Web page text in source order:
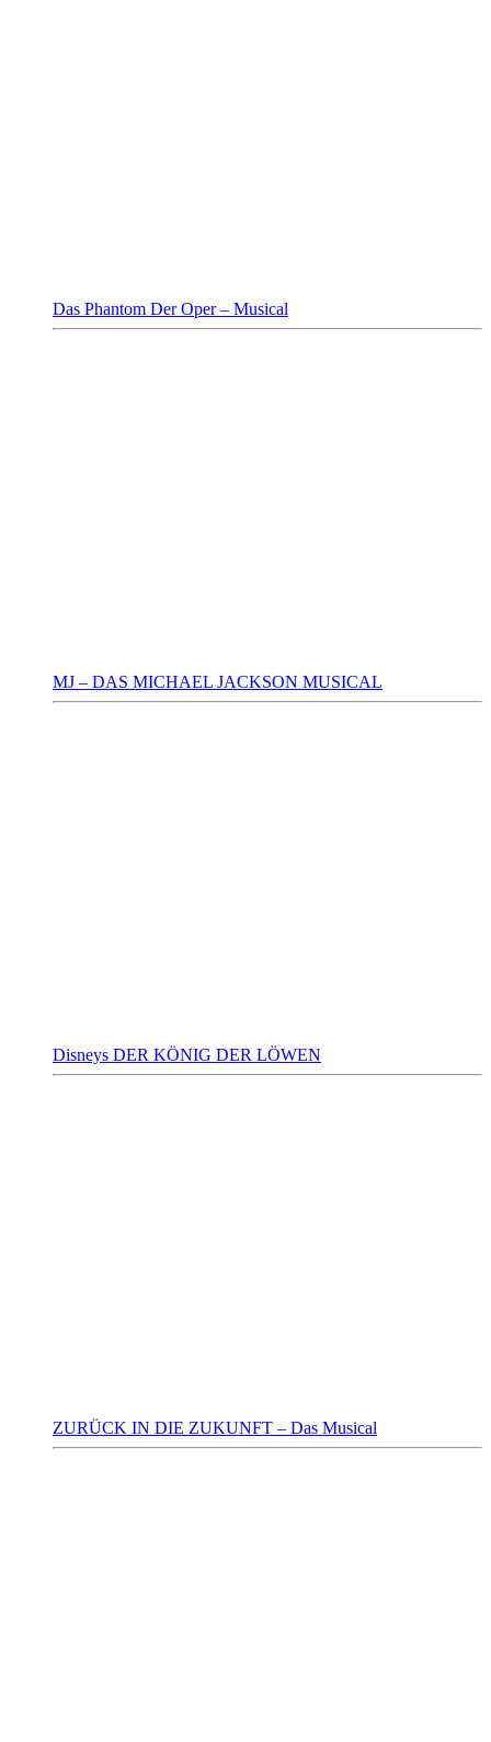
Das Phantom Der Oper – Musical
MJ – DAS MICHAEL JACKSON MUSICAL
Disneys DER KÖNIG DER LÖWEN
ZURÜCK IN DIE ZUKUNFT – Das Musical